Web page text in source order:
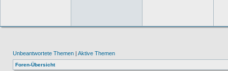
Unbeantwortete Themen | Aktive Themen
Foren-Übersicht